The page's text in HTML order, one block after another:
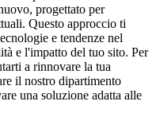
progettato per
Questo approccio ti
e tendenze nel
e l'impatto del tuo sito. Per
a rinnovare la tua
il nostro dipartimento
una soluzione adatta alle